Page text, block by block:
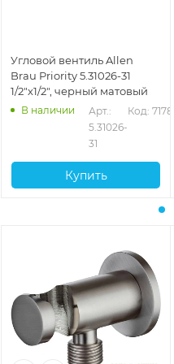
Угловой вентиль Allen
Brau Priority 5.31026-31
1/2"х1/2", черный матовый
В наличии
Арт.:
5.31026-
31
Код: 71787
Купить